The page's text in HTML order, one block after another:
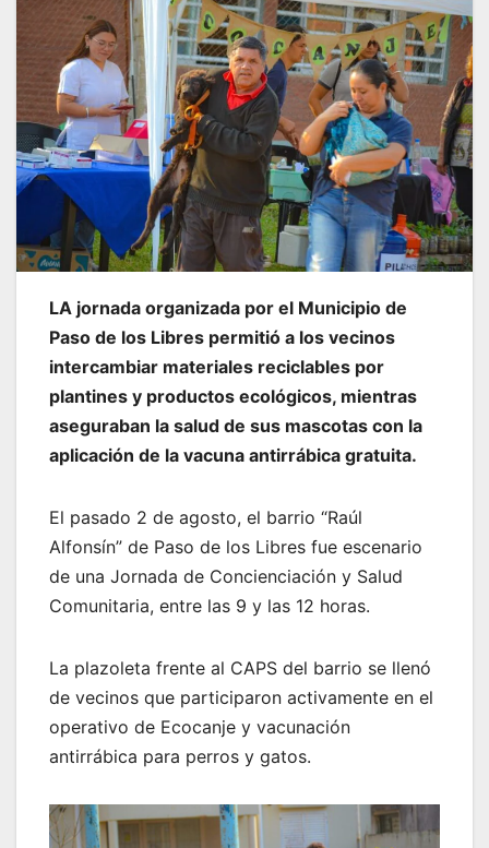
LA jornada organizada por el Municipio de
Paso de los Libres permitió a los vecinos
intercambiar materiales reciclables por
plantines y productos ecológicos, mientras
aseguraban la salud de sus mascotas con la
aplicación de la vacuna antirrábica gratuita.
El pasado 2 de agosto, el barrio “Raúl
Alfonsín” de Paso de los Libres fue escenario
de una Jornada de Concienciación y Salud
Comunitaria, entre las 9 y las 12 horas.
La plazoleta frente al CAPS del barrio se llenó
de vecinos que participaron activamente en el
operativo de Ecocanje y vacunación
antirrábica para perros y gatos.